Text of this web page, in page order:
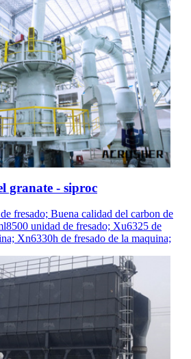
granate - siproc
fresado; Buena calidad del carbon de
unidad de fresado; Xu6325 de
Xn6330h de fresado de la maquina;